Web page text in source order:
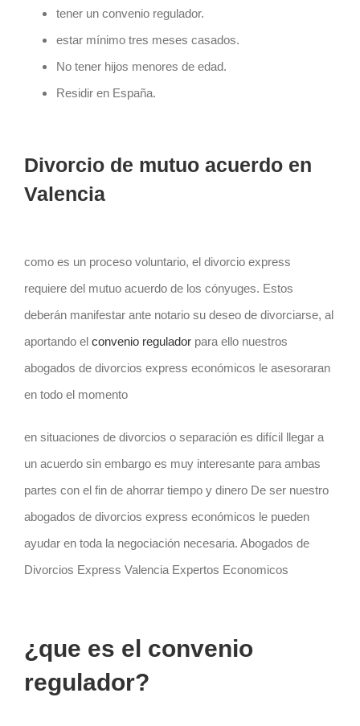
tener un convenio regulador.
estar mínimo tres meses casados.
No tener hijos menores de edad.
Residir en España.
Divorcio de mutuo acuerdo en
Valencia
como es un proceso voluntario, el divorcio express
requiere del mutuo acuerdo de los cónyuges. Estos
deberán manifestar ante notario su deseo de divorciarse, al
aportando el convenio reguladorpara ello nuestros
abogados de divorcios express económicos le asesoraran
en todo el momento
en situaciones de divorcios o separación es difícil llegar a
un acuerdo sin embargo es muy interesante para ambas
partes con el fin de ahorrar tiempo y dinero De ser nuestro
abogados de divorcios express económicos le pueden
ayudar en toda la negociación necesaria. Abogados de
Divorcios Express Valencia Expertos Economicos
¿que es el convenio
regulador?